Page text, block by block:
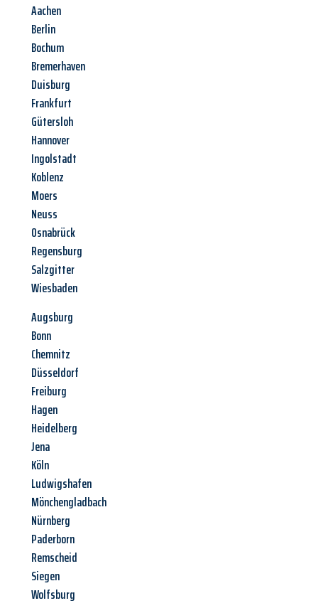
Aachen
Berlin
Bochum
Bremerhaven
Duisburg
Frankfurt
Gütersloh
Hannover
Ingolstadt
Koblenz
Moers
Neuss
Osnabrück
Regensburg
Salzgitter
Wiesbaden
Augsburg
Bonn
Chemnitz
Düsseldorf
Freiburg
Hagen
Heidelberg
Jena
Köln
Ludwigshafen
Mönchengladbach
Nürnberg
Paderborn
Remscheid
Siegen
Wolfsburg